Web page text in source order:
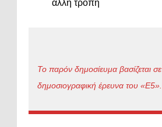
άλλη τροπή
Το παρόν δημοσίευμα βασίζεται σε
δημοσιογραφική έρευνα του «Ε5».